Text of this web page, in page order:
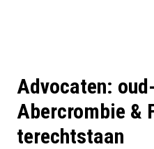
Advocaten:
Abercrombie &
terechtstaan